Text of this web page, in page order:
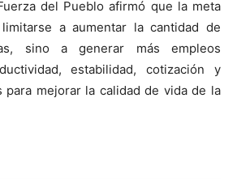
del Pueblo afirmó que la meta
a aumentar la cantidad de
sino a generar más empleos
estabilidad, cotización y
para mejorar la calidad de vida de la